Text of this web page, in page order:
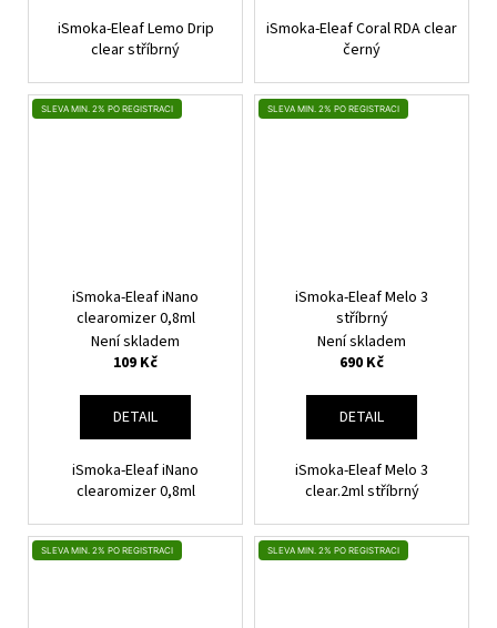
iSmoka-Eleaf Lemo Drip
clear stříbrný
iSmoka-Eleaf Coral RDA clear
černý
SLEVA MIN. 2% PO REGISTRACI
iSmoka-Eleaf iNano
clearomizer 0,8ml
Není skladem
109 Kč
DETAIL
iSmoka-Eleaf iNano
clearomizer 0,8ml
SLEVA MIN. 2% PO REGISTRACI
iSmoka-Eleaf Melo 3
stříbrný
Není skladem
690 Kč
DETAIL
iSmoka-Eleaf Melo 3
clear.2ml stříbrný
SLEVA MIN. 2% PO REGISTRACI SLEVA MIN. 2% PO REGISTRACI